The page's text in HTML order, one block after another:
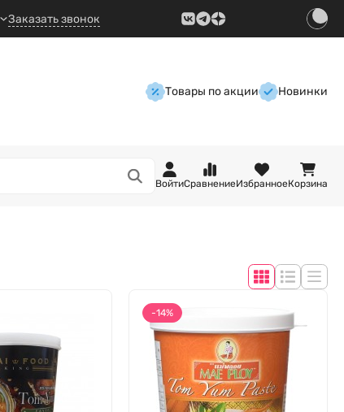
Заказать звонок
Товары по акции Новинки
ВойтиСравнениеИзбранноеКорзина
-14%